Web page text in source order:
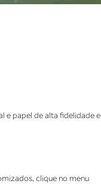
e papel de alta fidelidade e
clique no menu